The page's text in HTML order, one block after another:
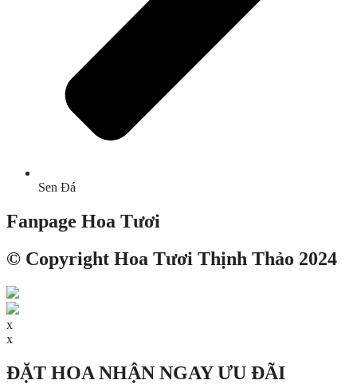
Sen Đá
Fanpage Hoa Tươi
© Copyright Hoa Tươi Thịnh Thảo 2024
x
x
ĐẶT HOA NHẬN NGAY ƯU ĐÃI